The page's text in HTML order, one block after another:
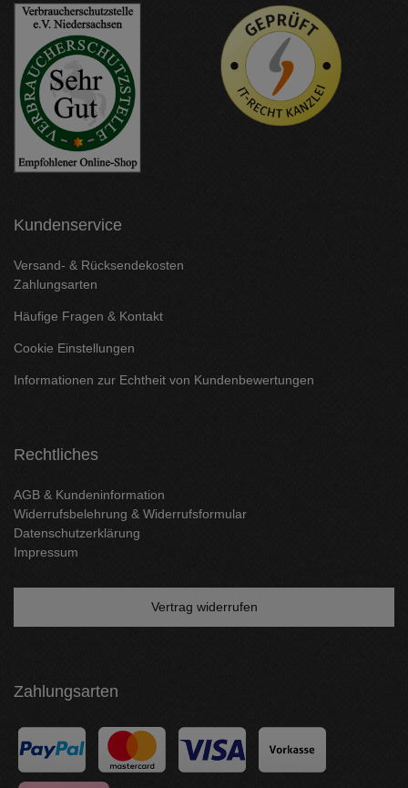
Kundenservice
Versand- & Rücksendekosten
Zahlungsarten
Häufige Fragen & Kontakt
Cookie Einstellungen
Informationen zur Echtheit von Kundenbewertungen
Rechtliches
AGB & Kundeninformation
Widerrufsbelehrung & Widerrufsformular
Datenschutzerklärung
Impressum
Vertrag widerrufen
Zahlungsarten